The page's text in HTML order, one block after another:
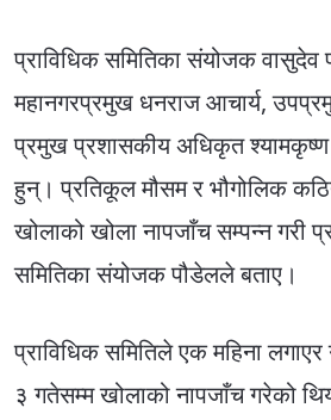
प्राविधिक समितिका संयोजक वासुदेव
महानगरप्रमुख धनराज आचार्य,
प्रमुख प्रशासकीय अधिकृत श्यामकृष्ण
हुन्। प्रतिकूल मौसम र भौगोलिक
खोलाको खोला नापजाँच सम्पन्न गरी
समितिका संयोजक पौडेलले बताए।
प्राविधिक समितिले एक महिना
३ गतेसम्म खोलाको नापजाँच गरेको